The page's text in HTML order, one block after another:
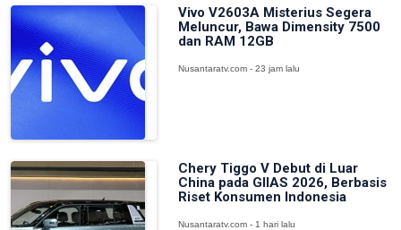
Vivo V2603A Misterius Segera
Meluncur, Bawa Dimensity 7500
dan RAM 12GB
Nusantaratv.com - 23 jam lalu
Chery Tiggo V Debut di Luar
China pada GIIAS 2026, Berbasis
Riset Konsumen Indonesia
Nusantaratv.com - 1 hari lalu